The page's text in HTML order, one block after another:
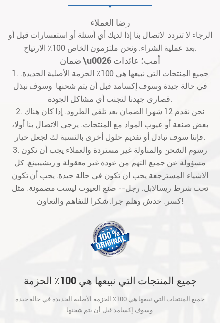
رضا العملاء
الرجاء لا تتردد الاتصال بنا إذا لديك أي أسئلة أو استفسارات قبل أو
بعد عملية الشراء. ونحن ملتزمون الخاص 100٪ الارتياح.
ضمان \u0026 أمب؛ عائدات
1. جميع المنتجات التي نبيعها هي 100٪ الحزمة الأصلية الجديدة.
في حالة جيدة وسوف إكسامد قبل أن يتم شحنها. وسوف نبذل
قصارى جهدنا لتجنب أي مشاكل الجودة.
2. نحن نقدم 12 شهرا الضمان بعد تلقي الطرود. إذا كان هناك
بعض صنعة أو عيوب المواد مع المنتجات، يرجى الاتصال بنا أولا،
فإننا سوف تبادل أو تقديم حلول أخرى بالنسبة لك لجعل خيار.
3. رسوم الشحن والمناولة غير مستردة والعملاء يجب أن تكون
مسؤولة عن جميع التهم من عودة غير معقولة و ريشيبينغ. كل
الاشياء المسترجعة يجب ان تكون في حالة جيدة. يجب أن تكون
تحت شرط ريسالابل. رجل-- صنع العيوب ليست مضمونة، مثل
كسر، خدش وهلم جرا. شكرا للتفاهم والتعاون!
جميع المنتجات التي نبيعها هي 100٪ الحزمة
الأصلية الجديدة في حالة جيدة وسوف إكسامد
قبل أن يتم شحنها.
جميع المنتجات التي نبيعها هي 100٪ الحزمة الأصلية الجديدة في حالة جيدة
وسوف إكسامد قبل أن يتم شحنها.